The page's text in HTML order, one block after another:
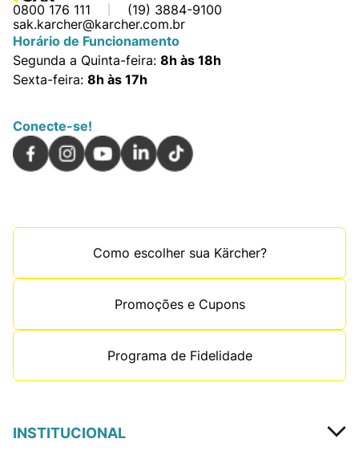
0800 176 111
(19) 3884-9100
sak.karcher@karcher.com.br
Horário de Funcionamento
Segunda a Quinta-feira: 8h às 18h
Sexta-feira: 8h às 17h
Conecte-se!
Como escolher sua Kärcher?
Promoções e Cupons
Programa de Fidelidade
INSTITUCIONAL